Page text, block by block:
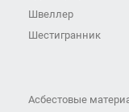
Швеллер
Шестигранник
Асбестовые